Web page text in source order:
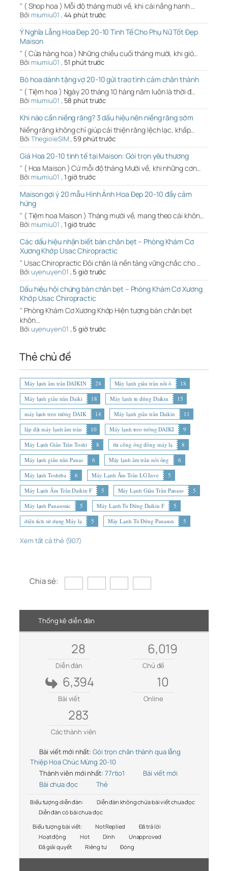
" ( Shop hoa ) Mỗi độ tháng mười về, khi cái nắng hanh …
Bởi miumiu01 , 44 phút trước
Ý Nghĩa Lẵng Hoa Đẹp 20-10 Tinh Tế Cho Phụ Nữ Tốt Đẹp
Maison
" ( Cửa hàng hoa ) Những chiều cuối tháng mười, khi gió…
Bởi miumiu01 , 51 phút trước
Bó hoa dành tặng vợ 20-10 gửi trao tình cảm chân thành
" ( Tiệm hoa ) Ngày 20 tháng 10 hàng năm luôn là thời đ…
Bởi miumiu01 , 58 phút trước
Khi nào cần niềng răng? 3 dấu hiệu nên niềng răng sớm
Niềng răng không chỉ giúp cải thiện răng lệch lạc, khấp…
Bởi ThegioieSIM, 59 phút trước
Giá Hoa 20-10 tinh tế tại Maison: Gói trọn yêu thương
" ( Hoa Maison ) Cứ mỗi độ tháng Mười về, khi những cơn…
Bởi miumiu01 , 1 giờ trước
Maison gợi ý 20 mẫu Hình Ảnh Hoa Đẹp 20-10 đầy cảm
hứng
" ( Tiệm hoa Maison ) Tháng mười về, mang theo cái khôn…
Bởi miumiu01 , 1 giờ trước
Các dấu hiệu nhận biết bàn chân bẹt – Phòng Khám Cơ
Xương Khớp Usac Chiropractic
" Usac Chiropractic Đôi chân là nền tảng vững chắc cho …
Bởi uyenuyen01 , 5 giờ trước
Dấu hiệu hội chứng bàn chân bẹt – Phòng Khám Cơ Xương
Khớp Usac Chiropractic
" Phòng Khám Cơ Xương Khớp Hiện tượng bàn chân bẹt
khôn…
Bởi uyenuyen01 , 5 giờ trước
Thẻ chủ đề
Máy lạnh âm trần DAIKIN 24 Máy lạnh giấu trần nối ố
18
Máy lạnh giấu trần Daiki
18 Máy lạnh tủ đứng Daikin
15
máy lạnh treo tường DAIK
14 Máy lạnh giấu trần Daikin
11
lắp đặt máy lạnh âm trần
10 Máy lạnh treo tường DAIKI
9
Máy Lạnh Giấu Trần Toshi
8 thi công ống đồng máy lạ
8
Máy lạnh giấu trần Panas
6 Máy lạnh âm trần nối ống
6
Máy lạnh Toshiba
6 Máy Lạnh Âm Trần LG Inve
5
Máy Lạnh Âm Trần Daikin F
5 Máy Lạnh Giấu Trần Panaso
5
Máy lạnh Panasonic
5 Máy Lạnh Tủ Đứng Daikin F
5
diện tích sử dụng Máy lạ
5 Máy Lạnh Tủ Đứng Panason 5
Xem tất cả thẻ (907)
Chia sẻ:
Thống kê diễn đàn
28
Diễn đàn
6,019
Chủ đề
6,394
Bài viết
10
Online
283
Các thành viên
Bài viết mới nhất: Gói trọn chân thành qua lẵng
Thiệp Hoa Chúc Mừng 20-10
Thành viên mới nhất: 77rtio1
Bài viết mới
Bài chưa đọc
Thẻ
Biểu tượng diễn đàn:
Diễn đàn không chứa bài viết chưa đọc
Diễn đàn có bài chưa đọc
Biểu tượng bài viết:
Not Replied
Đã trả lời
Hoạt động
Hot Dính
Unapproved
Đã giải quyết
Riêng tư Đóng